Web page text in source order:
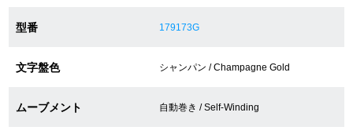
買取・下取りはこちら
買取専門サロン
買取ご成約者様限定5万円クーポン
型番 179173G
文字盤色 シャンパン / Champagne Gold
ムーブメント 自動巻き / Self-Winding